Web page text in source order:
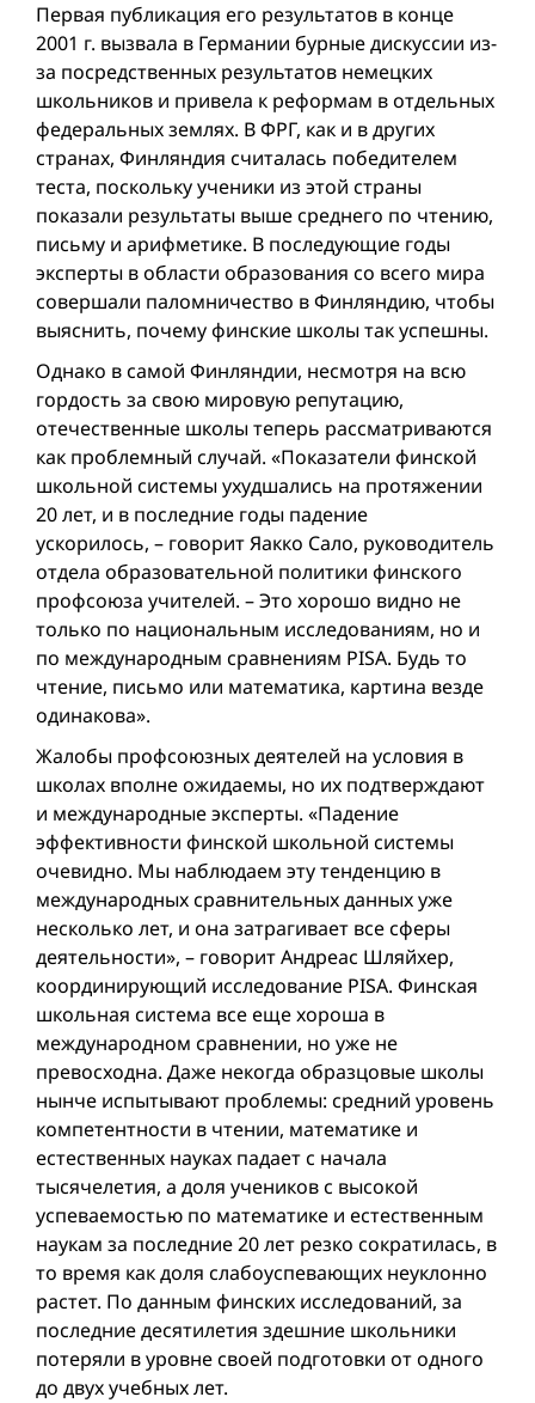
Первая публикация его результатов в конце
2001 г. вызвала в Германии бурные дискуссии из-
за посредственных результатов немецких
школьников и привела к реформам в отдельных
федеральных землях. В ФРГ, как и в других
странах, Финляндия считалась победителем
теста, поскольку ученики из этой страны
показали результаты выше среднего по чтению,
письму и арифметике. В последующие годы
эксперты в области образования со всего мира
совершали паломничество в Финляндию, чтобы
выяснить, почему финские школы так успешны.
Однако в самой Финляндии, несмотря на всю
гордость за свою мировую репутацию,
отечественные школы теперь рассматриваются
как проблемный случай. «Показатели финской
школьной системы ухудшались на протяжении
20 лет, и в последние годы падение
ускорилось, – говорит Яакко Сало, руководитель
отдела образовательной политики финского
профсоюза учителей. – Это хорошо видно не
только по национальным исследованиям, но и
по международным сравнениям PISA. Будь то
чтение, письмо или математика, картина везде
одинакова».
Жалобы профсоюзных деятелей на условия в
школах вполне ожидаемы, но их подтверждают
и международные эксперты. «Падение
эффективности финской школьной системы
очевидно. Мы наблюдаем эту тенденцию в
международных сравнительных данных уже
несколько лет, и она затрагивает все сферы
деятельности», – говорит Андреас Шляйхер,
координирующий исследование PISA. Финская
школьная система все еще хороша в
международном сравнении, но уже не
превосходна. Даже некогда образцовые школы
нынче испытывают проблемы: средний уровень
компетентности в чтении, математике и
естественных науках падает с начала
тысячелетия, а доля учеников с высокой
успеваемостью по математике и естественным
наукам за последние 20 лет резко сократилась, в
то время как доля слабоуспевающих неуклонно
растет. По данным финских исследований, за
последние десятилетия здешние школьники
потеряли в уровне своей подготовки от одного
до двух учебных лет.